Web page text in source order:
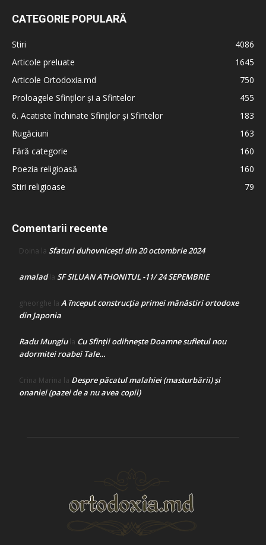
CATEGORIE POPULARĂ
Stiri
4086
Articole preluate
1645
Articole Ortodoxia.md
750
Proloagele Sfinților și a Sfintelor
455
6. Acatiste închinate Sfinților și Sfintelor
183
Rugăciuni
163
Fără categorie
160
Poezia religioasă
160
Stiri religioase
79
Comentarii recente
Doina la Sfaturi duhovnicești din 20 octombrie 2024
amaladla SF SILUAN ATHONITUL -11/ 24 SEPEMBRIE
gheorghe la A început construcţia primei mănăstiri ortodoxe
din Japonia
Radu Mungiula Cu Sfinții odihnește Doamne sufletul nou
adormitei roabei Tale…
Crina Marina la Despre păcatul malahiei (masturbării) şi
onaniei (pazei de a nu avea copii)